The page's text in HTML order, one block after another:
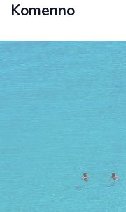
Komenno
03. - 10. oktobris
lidojums, bagāža,
ar brokastīm un
GRECOTEL EVA
1 379 €